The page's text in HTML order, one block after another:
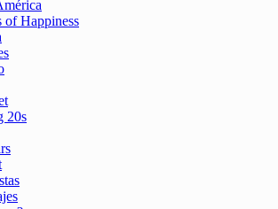
of Happiness
20s